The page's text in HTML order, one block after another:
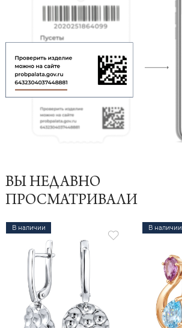
ВЫ НЕДАВНО
ПРОСМАТРИВАЛИ
В наличии В наличии